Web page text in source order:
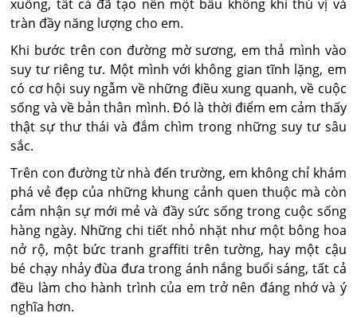
xuống, tất cả đã tạo nên một bầu không khí thú vị và
tràn đầy năng lượng cho em.
Khi bước trên con đường mờ sương, em thả mình vào
suy tư riêng tư. Một mình với không gian tĩnh lặng, em
có cơ hội suy ngẫm về những điều xung quanh, về cuộc
sống và về bản thân mình. Đó là thời điểm em cảm thấy
thật sự thư thái và đắm chìm trong những suy tư sâu
sắc.
Trên con đường từ nhà đến trường, em không chỉ khám
phá vẻ đẹp của những khung cảnh quen thuộc mà còn
cảm nhận sự mới mẻ và đầy sức sống trong cuộc sống
hàng ngày. Những chi tiết nhỏ nhặt như một bông hoa
nở rộ, một bức tranh graffiti trên tường, hay một cậu
bé chạy nhảy đùa đưa trong ánh nắng buổi sáng, tất cả
đều làm cho hành trình của em trở nên đáng nhớ và ý
nghĩa hơn.